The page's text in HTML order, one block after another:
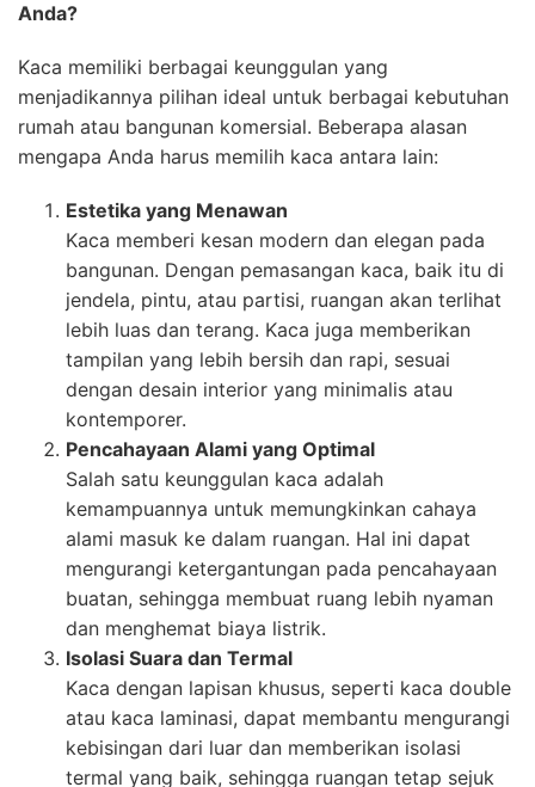
Anda?
Kaca memiliki berbagai keunggulan yang
menjadikannya pilihan ideal untuk berbagai kebutuhan
rumah atau bangunan komersial. Beberapa alasan
mengapa Anda harus memilih kaca antara lain:
Estetika yang Menawan
Kaca memberi kesan modern dan elegan pada
bangunan. Dengan pemasangan kaca, baik itu di
jendela, pintu, atau partisi, ruangan akan terlihat
lebih luas dan terang. Kaca juga memberikan
tampilan yang lebih bersih dan rapi, sesuai
dengan desain interior yang minimalis atau
kontemporer.
Pencahayaan Alami yang Optimal
Salah satu keunggulan kaca adalah
kemampuannya untuk memungkinkan cahaya
alami masuk ke dalam ruangan. Hal ini dapat
mengurangi ketergantungan pada pencahayaan
buatan, sehingga membuat ruang lebih nyaman
dan menghemat biaya listrik.
Isolasi Suara dan Termal
Kaca dengan lapisan khusus, seperti kaca double
atau kaca laminasi, dapat membantu mengurangi
kebisingan dari luar dan memberikan isolasi
termal yang baik, sehingga ruangan tetap sejuk